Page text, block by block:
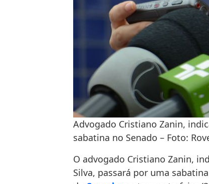
Advogado Cristiano Zanin,
sabatina no Senado – Foto:
O advogado Cristiano Zanin,
Silva, passará por uma